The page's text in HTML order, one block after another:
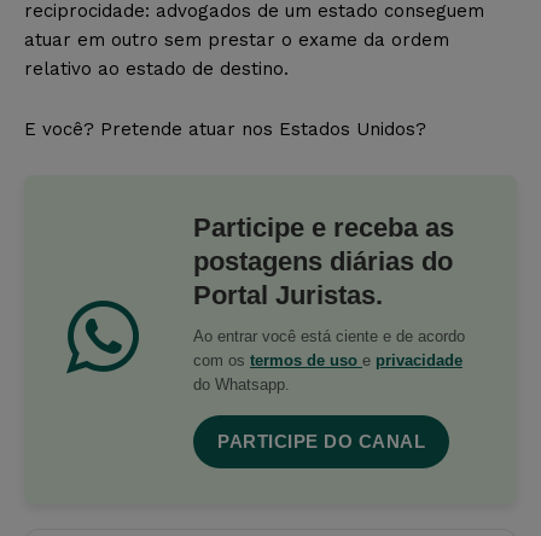
reciprocidade: advogados de um estado conseguem
atuar em outro sem prestar o exame da ordem
relativo ao estado de destino.
E você? Pretende atuar nos Estados Unidos?
Participe e receba as
postagens diárias do
Portal Juristas.
Ao entrar você está ciente e de acordo
com os termos de uso e privacidade
do Whatsapp.
PARTICIPE DO CANAL